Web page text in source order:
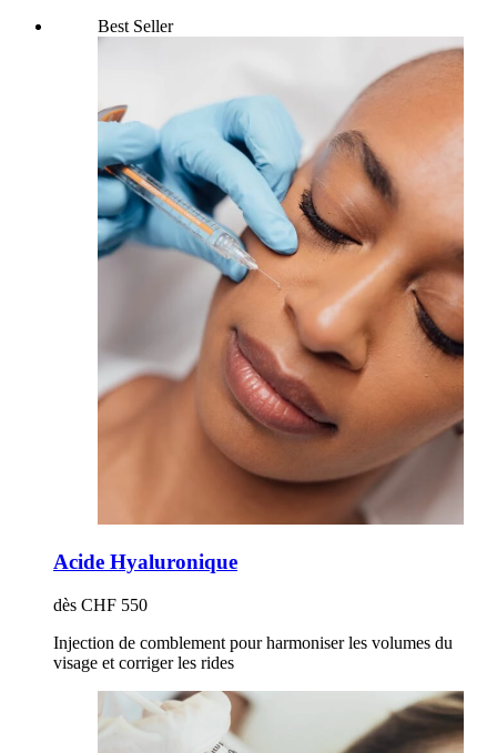
Best Seller
Acide Hyaluronique
dès CHF 550
Injection de comblement pour harmoniser les volumes du
visage et corriger les rides